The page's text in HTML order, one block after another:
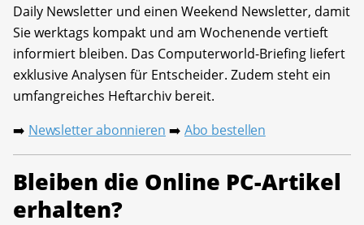
Daily Newsletter und einen Weekend Newsletter, damit
Sie werktags kompakt und am Wochenende vertieft
informiert bleiben. Das Computerworld-Briefing liefert
exklusive Analysen für Entscheider. Zudem steht ein
umfangreiches Heftarchiv bereit.
➡️ Newsletter abonnieren ➡️ Abo bestellen
Bleiben die Online PC-Artikel
erhalten?